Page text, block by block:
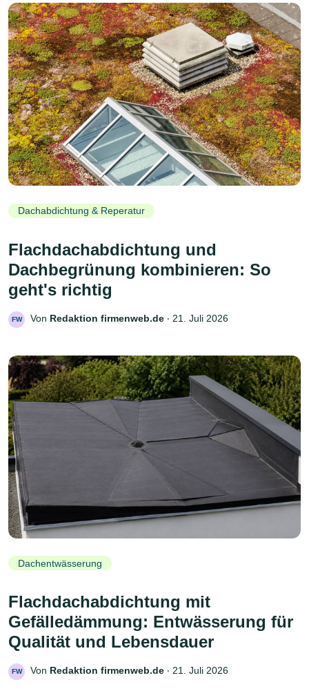
Dachabdichtung & Reperatur
Flachdachabdichtung und
Dachbegrünung kombinieren: So
geht's richtig
FW Von Redaktion firmenweb.de ‧ 21. Juli 2026
Dachentwässerung
Flachdachabdichtung mit
Gefälledämmung: Entwässerung für
Qualität und Lebensdauer
FW Von Redaktion firmenweb.de ‧ 21. Juli 2026